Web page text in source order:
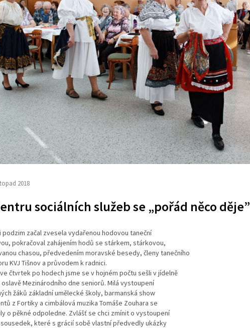
2018
sociálních služeb se „pořád něco děje”
podzim začal zvesela vydařenou hodovou taneční
pokračoval zahájením hodů se stárkem, stárkovou,
chasou, předvedením moravské besedy, členy tanečního
KVJ Tišnov a průvodem k radnici.
čtvrtek po hodech jsme se v hojném počtu sešli v jídelně
oslavě Mezinárodního dne seniorů. Milá vystoupení
žáků základní umělecké školy, barmanská show
z Fortiky a cimbálová muzika Tomáše Zouhara se
o pěkné odpoledne. Zvlášť se chci zmínit o vystoupení
které s grácií sobě vlastní předvedly ukázky